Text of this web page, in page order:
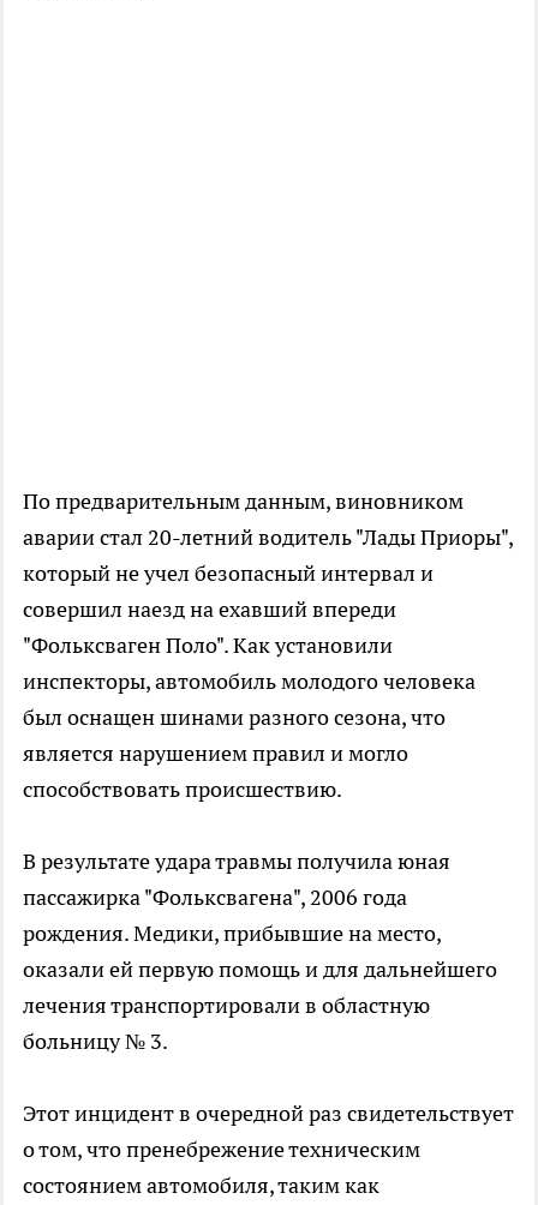
По предварительным данным, виновником
аварии стал 20-летний водитель "Лады Приоры",
который не учел безопасный интервал и
совершил наезд на ехавший впереди
"Фольксваген Поло". Как установили
инспекторы, автомобиль молодого человека
был оснащен шинами разного сезона, что
является нарушением правил и могло
способствовать происшествию.
В результате удара травмы получила юная
пассажирка "Фольксвагена", 2006 года
рождения. Медики, прибывшие на место,
оказали ей первую помощь и для дальнейшего
лечения транспортировали в областную
больницу № 3.
Этот инцидент в очередной раз свидетельствует
о том, что пренебрежение техническим
состоянием автомобиля, таким как